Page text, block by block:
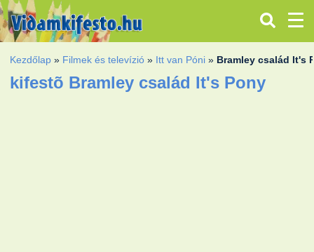
Kezdőlap » Filmek és televízió » Itt van Póni » Bramley család It's
kifestõ Bramley család It's Pony